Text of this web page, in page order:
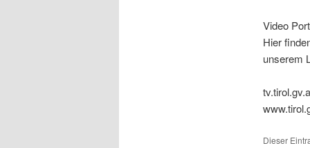
Video
Hier
unserem
Dieser